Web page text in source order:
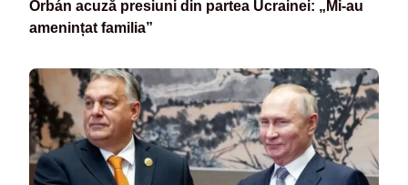
Orbán acuză presiuni din partea Ucrainei: „Mi-au
amenințat familia”